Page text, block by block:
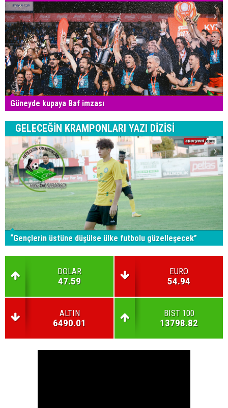
Güneyde kupaya Baf imzası
GELECEĞİN KRAMPONLARI YAZI DİZİSİ
“Gençlerin üstüne düşülse ülke futbolu güzelleşecek”
DOLAR
47.59
EURO
54.94
ALTIN
6490.01
BIST 100
13798.82